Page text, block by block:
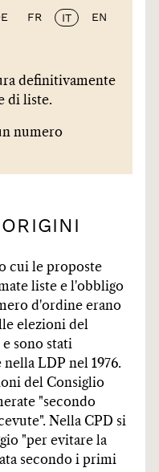
FR IT EN
definitivamente
di liste.
numero
cui le proposte
liste e l'obbligo
d'ordine erano
elezioni del
sono stati
LDP nel 1976.
del Consiglio
"secondo
Nella CPD si
"per evitare la
secondo i primi